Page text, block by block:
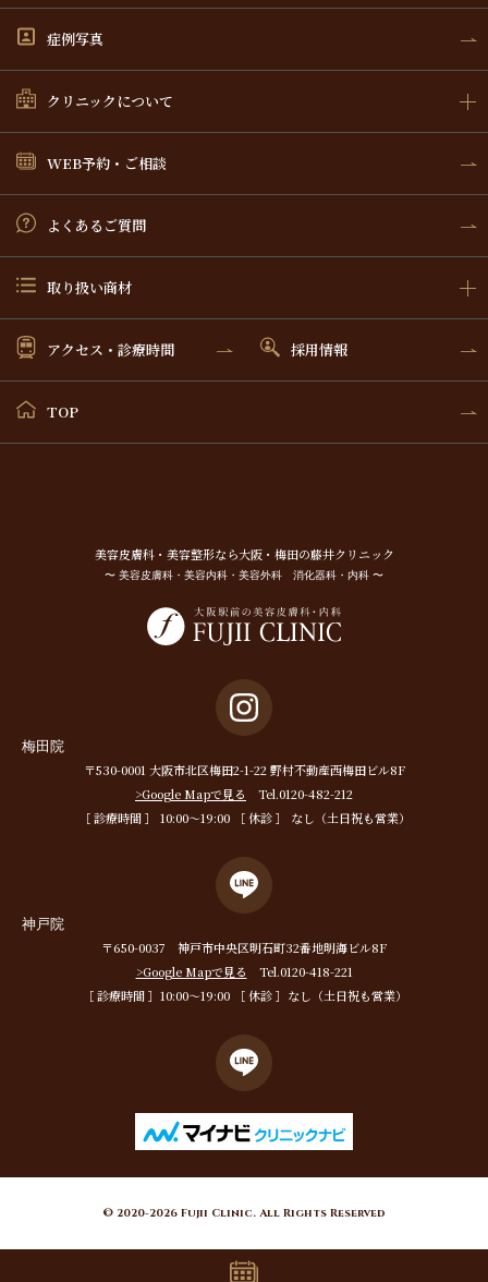
症例写真
クリニックについて
WEB予約・ご相談
よくあるご質問
取り扱い商材
アクセス・診療時間 採用情報
TOP
美容⽪膚科・美容整形なら⼤阪・梅⽥の藤井クリニック
〜 美容皮膚科・美容内科・美容外科 消化器科・内科 〜
梅田院
〒530-0001 大阪市北区梅田2-1-22 野村不動産西梅田ビル8F
>Google Mapで見る
Tel.0120-482-212
［ 診療時間 ］ 10:00〜19:00 ［ 休診 ］ なし（土日祝も営業）
神戸院
〒650-0037 神戸市中央区明石町32番地明海ビル8F
>Google Mapで見る
Tel.0120-418-221
［ 診療時間 ］10:00〜19:00 ［ 休診 ］なし（土日祝も営業）
© 2020-2026 Fujii Clinic. All Rights Reserved